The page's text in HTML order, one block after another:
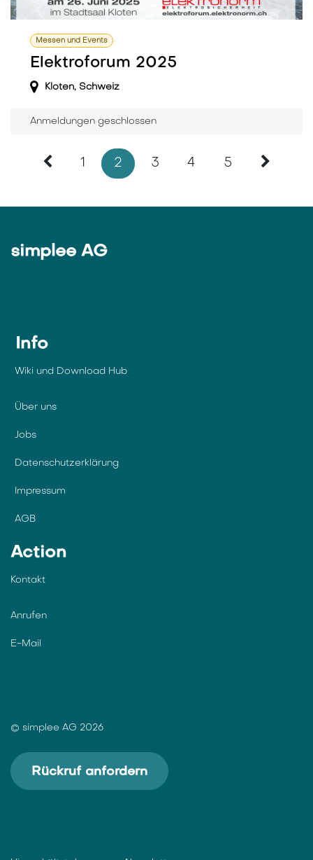
Messen und Events
Elektroforum 2025
Kloten, Schweiz
Anmeldungen geschlossen
1 2 3 4 5
simplee AG
Info
Wiki und Download Hub
Über uns
Jobs
Datenschutzerklärung
Impressum
AGB
Action
Kontakt
Anrufen
E-Mail
© simplee AG 2026
Rückruf anfordern